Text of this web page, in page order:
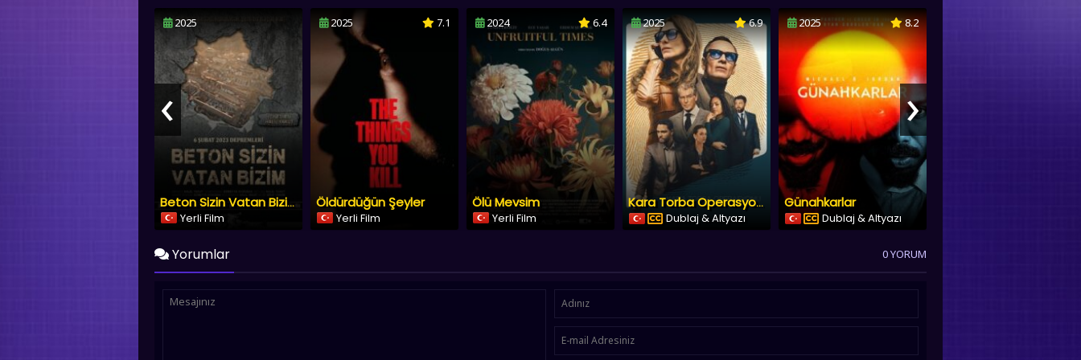
2025
Beton Sizin Vatan Bizim
Yerli Film
2025 7.1
Öldürdüğün Şeyler
Yerli Film
2024 6.4
Ölü Mevsim
Yerli Film
2025 6.9
Kara Torba Operasyonu
Dublaj & Altyazı
2025 8.2
Günahkarlar
Dublaj & Altyazı
‹ ›
Yorumlar 0 YORUM